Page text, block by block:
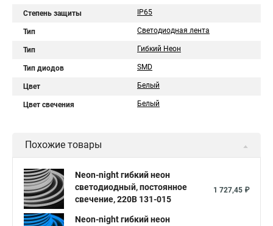
Степень защиты IP65
Тип Светодиодная лента
Тип Гибкий Неон
Тип диодов SMD
Цвет Белый
Цвет свечения Белый
Похожие товары
Neon-night гибкий неон
светодиодный, постоянное
свечение, 220В 131-015
1 727,45 ₽
Neon-night гибкий неон